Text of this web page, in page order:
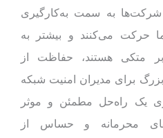
شرکت‌ها به سمت به‌کارگیری
حرکت می‌کنند و بیشتر به
متکی هستند، حفاظت از
برای مدیران امنیت شبکه
یک راه‌حل مطمئن و موثر
محرمانه و حساس از